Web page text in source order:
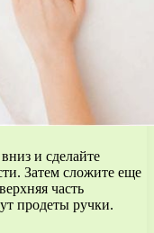
и сделайте
Затем сложите еще
часть
продеты ручки.